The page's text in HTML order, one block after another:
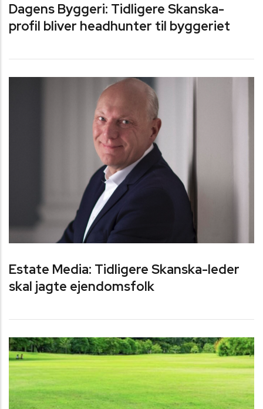
Dagens Byggeri: Tidligere Skanska-
profil bliver headhunter til byggeriet
Estate Media: Tidligere Skanska-leder
skal jagte ejendomsfolk